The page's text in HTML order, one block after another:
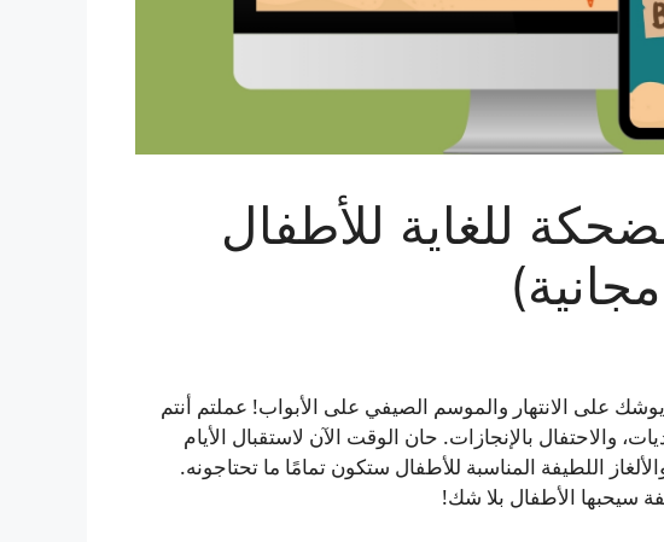
مضحكة للغاية للأطفال
على الانتهار والموسم الصيفي على الأبواب! عملتم أنتم
والاحتفال بالإنجازات. حان الوقت الآن لاستقبال الأيام
اللطيفة المناسبة للأطفال ستكون تمامًا ما تحتاجونه.
سيحبها الأطفال بلا شك!